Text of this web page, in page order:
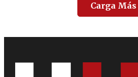
Carga Más